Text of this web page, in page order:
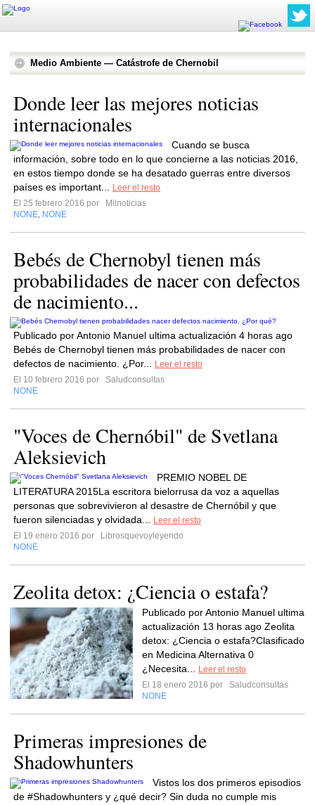
Medio Ambiente — Catástrofe de Chernobil
Donde leer las mejores noticias
internacionales
Cuando se busca
información, sobre todo en lo que concierne a las noticias 2016,
en estos tiempo donde se ha desatado guerras entre diversos
países es important...
Leer el resto
El 25 febrero 2016 por
Milnoticias
NONE NONE
Bebés de Chernobyl tienen más
probabilidades de nacer con defectos
de nacimiento...
Publicado por Antonio Manuel ultima actualización 4 horas ago
Bebés de Chernobyl tienen más probabilidades de nacer con
defectos de nacimiento. ¿Por...
Leer el resto
El 10 febrero 2016 por
Saludconsultas
NONE
"Voces de Chernóbil" de Svetlana
Aleksievich
PREMIO NOBEL DE
LITERATURA 2015La escritora bielorrusa da voz a aquellas
personas que sobrevivieron al desastre de Chernóbil y que
fueron silenciadas y olvidada...
Leer el resto
El 19 enero 2016 por
Librosquevoyleyendo
NONE
Zeolita detox: ¿Ciencia o estafa?
Publicado por Antonio Manuel ultima
actualización 13 horas ago Zeolita
detox: ¿Ciencia o estafa?Clasificado
en Medicina Alternativa 0
¿Necesita...
Leer el resto
El 18 enero 2016 por
Saludconsultas
NONE
Primeras impresiones de
Shadowhunters
Vistos los dos primeros episodios
de #Shadowhunters y ¿qué decir? Sin duda no cumple mis